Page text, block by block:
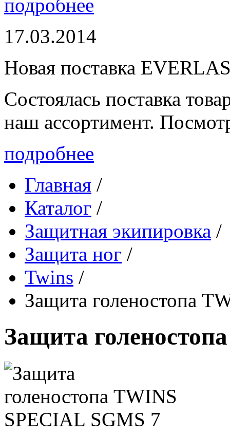
подробнее
17.03.2014
Новая поставка
Состоялась поставка
наш ассортимент.
подробнее
Главная /
Каталог /
Защитная экипировка /
Защита ног /
Twins /
Защита голеностопа
Защита